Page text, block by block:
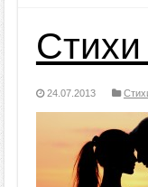
24.07.2013